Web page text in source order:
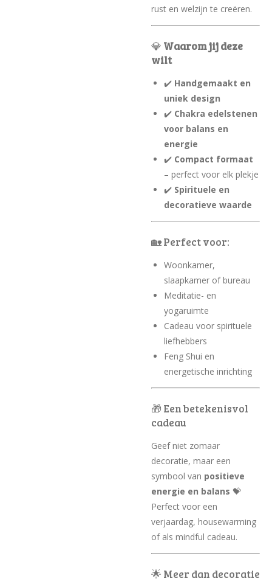
rust en welzijn te creëren.
💎 Waarom jij deze
wilt
✔️ Handgemaakt en
uniek design
✔️ Chakra edelstenen
voor balans en
energie
✔️ Compact formaat
– perfect voor elk plekje
✔️ Spirituele en
decoratieve waarde
🏡 Perfect voor:
Woonkamer,
slaapkamer of bureau
Meditatie- en
yogaruimte
Cadeau voor spirituele
liefhebbers
Feng Shui en
energetische inrichting
🎁 Een betekenisvol
cadeau
Geef niet zomaar
decoratie, maar een
symbool van positieve
energie en balans 💝
Perfect voor een
verjaardag, housewarming
of als mindful cadeau.
🌟 Meer dan decoratie